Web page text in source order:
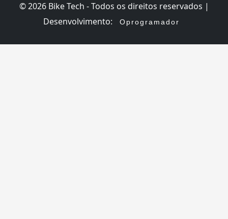
© 2026 Bike Tech - Todos os direitos reservados |
Desenvolvimento:
Oprogramador